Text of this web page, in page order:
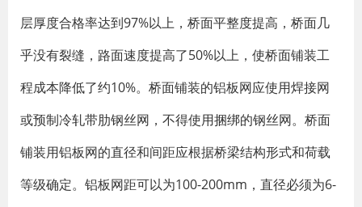
层厚度合格率达到97%以上，桥面平整度提高，桥面几
乎没有裂缝，路面速度提高了50%以上，使桥面铺装工
程成本降低了约10%。桥面铺装的铝板网应使用焊接网
或预制冷轧带肋钢丝网，不得使用捆绑的钢丝网。桥面
铺装用铝板网的直径和间距应根据桥梁结构形式和荷载
等级确定。铝板网距可以为100-200mm，直径必须为6-